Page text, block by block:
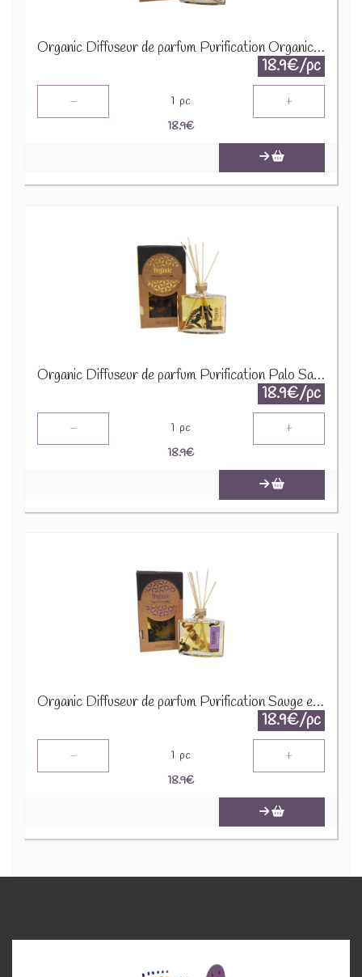
Organic Diffuseur de parfum Purification Organic Rose et Géranium 76971
18.9€/pc
- 1 pc +
18.9€
Organic Diffuseur de parfum Purification Palo Santo et Cèdre 76972
18.9€/pc
- 1 pc +
18.9€
Organic Diffuseur de parfum Purification Sauge et Lavande 76976
18.9€/pc
- 1 pc +
18.9€